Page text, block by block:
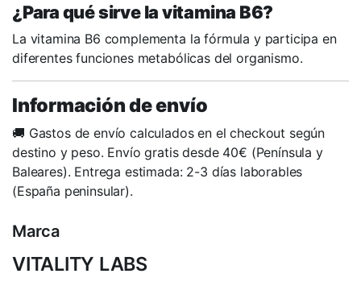
¿Para qué sirve la vitamina B6?
La vitamina B6 complementa la fórmula y participa en
diferentes funciones metabólicas del organismo.
Información de envío
🚚 Gastos de envío calculados en el checkout según
destino y peso. Envío gratis desde 40€ (Península y
Baleares). Entrega estimada: 2-3 días laborables
(España peninsular).
Marca
VITALITY LABS